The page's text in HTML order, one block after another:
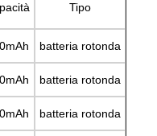
Tipo
batteria rotonda
batteria rotonda
batteria rotonda